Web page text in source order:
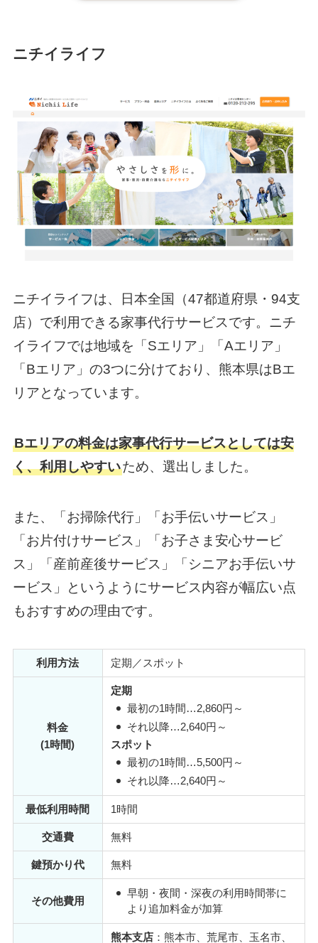
ニチイライフ
ニチイライフは、日本全国（47都道府県・94支
店）で利用できる家事代行サービスです。ニチ
イライフでは地域を「Sエリア」「Aエリア」
「Bエリア」の3つに分けており、熊本県はBエ
リアとなっています。
Bエリアの料金は家事代行サービスとしては安
く、利用しやすいため、選出しました。
また、「お掃除代行」「お手伝いサービス」
「お片付けサービス」「お子さま安心サービ
ス」「産前産後サービス」「シニアお手伝いサ
ービス」というようにサービス内容が幅広い点
もおすすめの理由です。
利用方法 定期／スポット
料金
(1時間)
定期
最初の1時間…2,860円～
それ以降…2,640円～
スポット
最初の1時間…5,500円～
それ以降…2,640円～
最低利用時間 1時間
交通費 無料
鍵預かり代 無料
その他費用
早朝・夜間・深夜の利用時間帯に
より追加料金が加算
熊本支店 ：熊本市、荒尾市、玉名市、